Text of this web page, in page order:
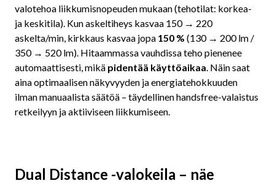
valotehoa liikkumisnopeuden mukaan (tehotilat: korkea-
ja keskitila). Kun askeltiheys kasvaa 150 → 220
askelta/min, kirkkaus kasvaa jopa 150 % (130 → 200 lm /
350 → 520 lm). Hitaammassa vauhdissa teho pienenee
automaattisesti, mikä pidentää käyttöaikaa. Näin saat
aina optimaalisen näkyvyyden ja energiatehokkuuden
ilman manuaalista säätöä – täydellinen handsfree-valaistus
retkeilyyn ja aktiiviseen liikkumiseen.
Dual Distance -valokeila – näe